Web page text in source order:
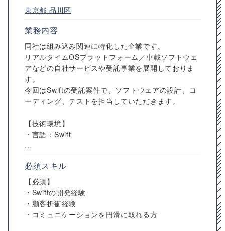
東京都 品川区
業務内容
同社は組み込み関連に特化した企業です。
リアルタイムOSプラットフォーム／車載ソフトウェ
アなどの自社サービスや受託事業を展開しておりま
す。
今回はSwiftの受託案件で、ソフトウェアの設計、コ
ーディング、テストを担当していただきます。
【技術環境】
・言語：Swift
...
必須スキル
【必須】
・Swiftの開発経験
・顧客折衝経験
・コミュニケーションを円滑に取れる方